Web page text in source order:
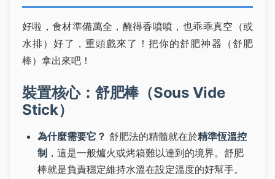
好啦，食材準備萬全，醃得香噴噴，也乖乖真空（或
水排）好了，重頭戲來了！把你的舒肥神器（舒肥
棒）拿出來吧！
裝置核心：舒肥棒（Sous Vide
Stick）
為什麼需要它？ 舒肥法的精髓就在於精準恆溫控
制 ，這是一般爐火或烤箱難以達到的境界。舒肥
棒就是負責穩定維持水溫在設定溫度的好幫手。